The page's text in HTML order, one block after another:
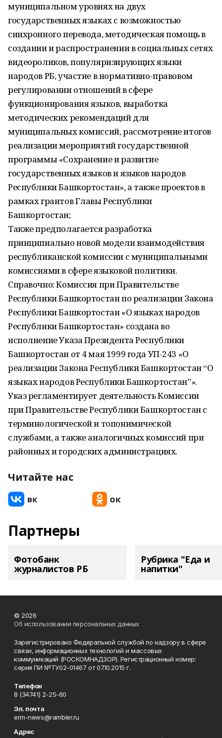
муниципальном уровнях на двух
государственных языках с возможностью
синхронного перевода, методическая помощь в
создании и распространении в социальных сетях
видеороликов, популяризирующих языки
народов РБ, участие в нормативно-правовом
регулировании отношений в сфере
функционирования языков, выработка
методических рекомендаций для
муниципальных комиссий, рассмотрение итогов
реализации мероприятий государственной
программы «Сохранение и развитие
государственных языков и языков народов
Республики Башкортостан», а также проектов в
рамках грантов Главы Республики
Башкортостан;
Также предполагается разработка
принципиально новой модели взаимодействия
республиканской комиссии с муниципальными
комиссиями в сфере языковой политики.
Справочно: Комиссия при Правительстве
Республики Башкортостан по реализации Закона
Республики Башкортостан «О языках народов
Республики Башкортостан» создана во
исполнение Указа Президента Республики
Башкортостан от 4 мая 1999 года УП-243 «О
реализации Закона Республики Башкортостан “О
языках народов Республики Башкортостан”».
Указ регламентирует деятельность Комиссии
при Правительстве Республики Башкортостан с
терминологической и топонимической
службами, а также аналогичных комиссий при
районных и городских администрациях.
Читайте нас
Партнеры
Фотобанк
журналистов РБ
Рубрика "Еда и
напитки"
© 2026
Об использовании персональных данных
Зарегистрировано Федеральной службой по надзору в сфере
связи, информационных технологий и массовых
коммуникаций (РОСКОМНАДЗОР). Регистрационный номер:
серия ПИ №ТУ02-01467 от 07.10.2015 г.
Телефон
8 (34741) 2-25-60
Эл. почта
erm-news@rambler.ru
Адрес